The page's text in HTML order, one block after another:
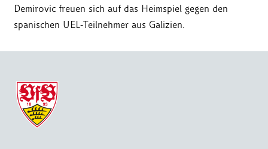
Demirovic freuen sich auf das Heimspiel gegen den
spanischen UEL-Teilnehmer aus Galizien.